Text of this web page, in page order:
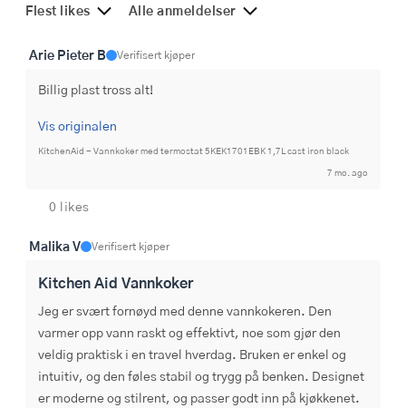
Flest likes Alle anmeldelser
Arie Pieter B Verifisert kjøper
Billig plast tross alt!
Vis originalen
KitchenAid - Vannkoker med termostat 5KEK1701EBK 1,7L cast iron black
7 mo. ago
0 likes
Malika V Verifisert kjøper
Kitchen Aid Vannkoker
Jeg er svært fornøyd med denne vannkokeren. Den
varmer opp vann raskt og effektivt, noe som gjør den
veldig praktisk i en travel hverdag. Bruken er enkel og
intuitiv, og den føles stabil og trygg på benken. Designet
er moderne og stilrent, og passer godt inn på kjøkkenet.